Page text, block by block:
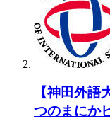
【神田外
つのまにか